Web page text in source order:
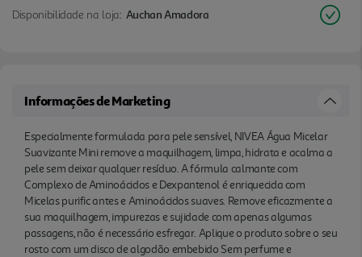
Disponibilidade na loja: Auchan Amadora
Informações de Marketing
Especialmente formulada para pele sensível, NIVEA Água Micelar
Suavizante Mini remove a maquilhagem, limpa, hidrata e acalma a
pele sem deixar qualquer resíduo. A fórmula calmante com
Complexo de Aminoácidos e Dexpantenol é enriquecida com
Micelas purific antes e Aminoácidos suaves. Remove eficazmente a
sua maquilhagem, impurezas e sujidade com apenas algumas
passagens, não é necessário esfregar. Aplique o produto sobre o seu
rosto com um disco de algodão embebido Sem perfume e